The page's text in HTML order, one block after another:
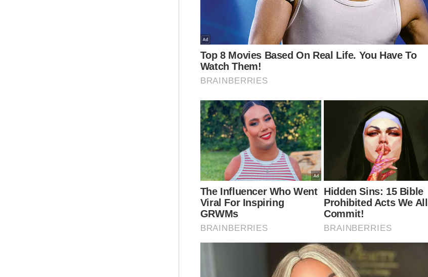
"Ia juga dapat membantu dalam perkongsian data
bagi menambah baik sistem pemetaan e-pokok
sedia ada di DBKL dalam merekodkan data
inventori pokok, daftar pokok berusia, penanaman
pokok baru dan kerja-kerja penyelenggaraan
pokok dan kini telah pun merekodkan sebanyak
236,551 batang pokok-pokok yang ditanam di
seluruh Kuala Lumpur.
"Perbincangan task force ini juga meneroka konsep
'pokok angkat' dan potensi untuk menubuhkan
satu tabung dana amanah kawasan hijau bagi
menggalakkan perkongsian awam-swasta melalui
pendekatan whole-of-nation bagi meningkatkan
kompetensi landskap hijau," katanya.
Artikel Berkaitan:
Koperal polis maut van dihempap pokok tumbang
Pemotong rumput maut dihempap pokok tumbang